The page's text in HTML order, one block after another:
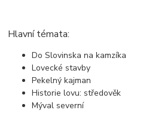
Hlavní témata:
Do Slovinska na kamzíka
Lovecké stavby
Pekelný kajman
Historie lovu: středověk
Mýval severní